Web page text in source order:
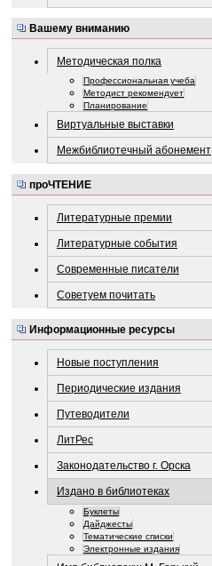
Вашему вниманию
Методическая полка
Профессиональная учеба
Методист рекомендует
Планирование
Виртуальные выставки
Межбиблиотечный абонемент
проЧТЕНИЕ
Литературные премии
Литературные события
Современные писатели
Советуем почитать
Информационные ресурсы
Новые поступления
Периодические издания
Путеводители
ЛитРес
Законодательство г. Орска
Издано в библиотеках
Буклеты
Дайджесты
Тематические списки
Электронные издания